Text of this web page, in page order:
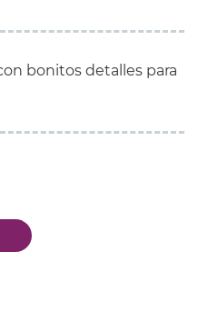
bonitos detalles para